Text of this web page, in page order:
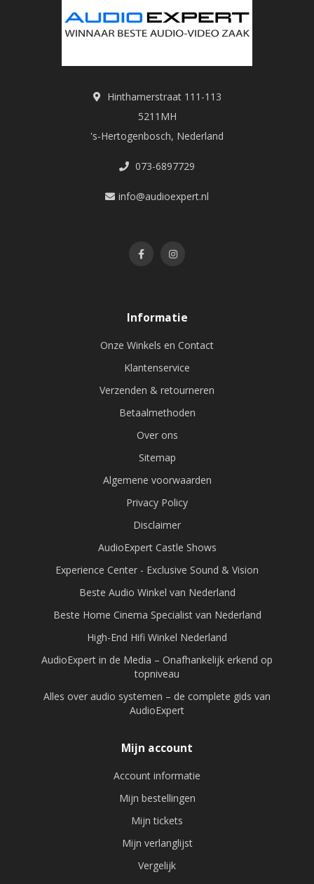
Hinthamerstraat 111-113
5211MH
's-Hertogenbosch, Nederland
073-6897729
info@audioexpert.nl
Informatie
Onze Winkels en Contact
Klantenservice
Verzenden & retourneren
Betaalmethoden
Over ons
Sitemap
Algemene voorwaarden
Privacy Policy
Disclaimer
AudioExpert Castle Shows
Experience Center - Exclusive Sound & Vision
Beste Audio Winkel van Nederland
Beste Home Cinema Specialist van Nederland
High-End Hifi Winkel Nederland
AudioExpert in de Media – Onafhankelijk erkend op
topniveau
Alles over audio systemen – de complete gids van
AudioExpert
Mijn account
Account informatie
Mijn bestellingen
Mijn tickets
Mijn verlanglijst
Vergelijk